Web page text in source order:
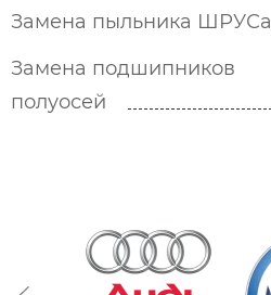
Замена пыльника ШРУСа
Замена подшипников
полуосей